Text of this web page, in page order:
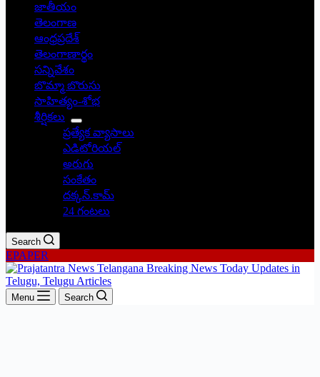
జాతీయం
తెలంగాణ
ఆంధ్రప్రదేశ్
తెలంగాణార్థం
సన్నివేశం
బొమ్మా బొరుసు
సాహిత్యం-శోభ
శీర్షికలు
ప్రత్యేక వ్యాసాలు
ఎడిటోరియల్
అరుగు
సంకేతం
దక్కన్.కామ్
24 గంటలు
Search
EPAPER
Menu Search